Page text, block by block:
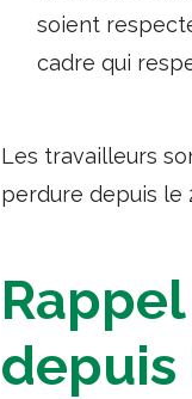
soient
cadre qui
Les travailleurs
perdure depuis le